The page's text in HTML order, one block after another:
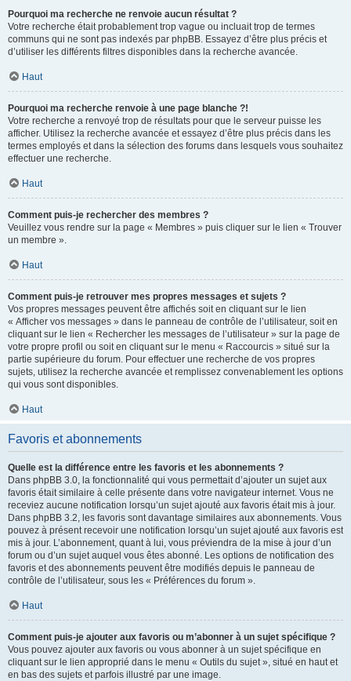
Pourquoi ma recherche ne renvoie aucun résultat ?
Votre recherche était probablement trop vague ou incluait trop de termes
communs qui ne sont pas indexés par phpBB. Essayez d’être plus précis et
d’utiliser les différents filtres disponibles dans la recherche avancée.
Haut
Pourquoi ma recherche renvoie à une page blanche ?!
Votre recherche a renvoyé trop de résultats pour que le serveur puisse les
afficher. Utilisez la recherche avancée et essayez d’être plus précis dans les
termes employés et dans la sélection des forums dans lesquels vous souhaitez
effectuer une recherche.
Haut
Comment puis-je rechercher des membres ?
Veuillez vous rendre sur la page « Membres » puis cliquer sur le lien « Trouver
un membre ».
Haut
Comment puis-je retrouver mes propres messages et sujets ?
Vos propres messages peuvent être affichés soit en cliquant sur le lien
« Afficher vos messages » dans le panneau de contrôle de l’utilisateur, soit en
cliquant sur le lien « Rechercher les messages de l’utilisateur » sur la page de
votre propre profil ou soit en cliquant sur le menu « Raccourcis » situé sur la
partie supérieure du forum. Pour effectuer une recherche de vos propres
sujets, utilisez la recherche avancée et remplissez convenablement les options
qui vous sont disponibles.
Haut
Favoris et abonnements
Quelle est la différence entre les favoris et les abonnements ?
Dans phpBB 3.0, la fonctionnalité qui vous permettait d’ajouter un sujet aux
favoris était similaire à celle présente dans votre navigateur internet. Vous ne
receviez aucune notification lorsqu’un sujet ajouté aux favoris était mis à jour.
Dans phpBB 3.2, les favoris sont davantage similaires aux abonnements. Vous
pouvez à présent recevoir une notification lorsqu’un sujet ajouté aux favoris est
mis à jour. L’abonnement, quant à lui, vous préviendra de la mise à jour d’un
forum ou d’un sujet auquel vous êtes abonné. Les options de notification des
favoris et des abonnements peuvent être modifiés depuis le panneau de
contrôle de l’utilisateur, sous les « Préférences du forum ».
Haut
Comment puis-je ajouter aux favoris ou m’abonner à un sujet spécifique ?
Vous pouvez ajouter aux favoris ou vous abonner à un sujet spécifique en
cliquant sur le lien approprié dans le menu « Outils du sujet », situé en haut et
en bas des sujets et parfois illustré par une image.